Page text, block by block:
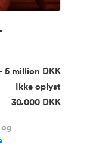
5 million DKK
Ikke oplyst
30.000 DKK